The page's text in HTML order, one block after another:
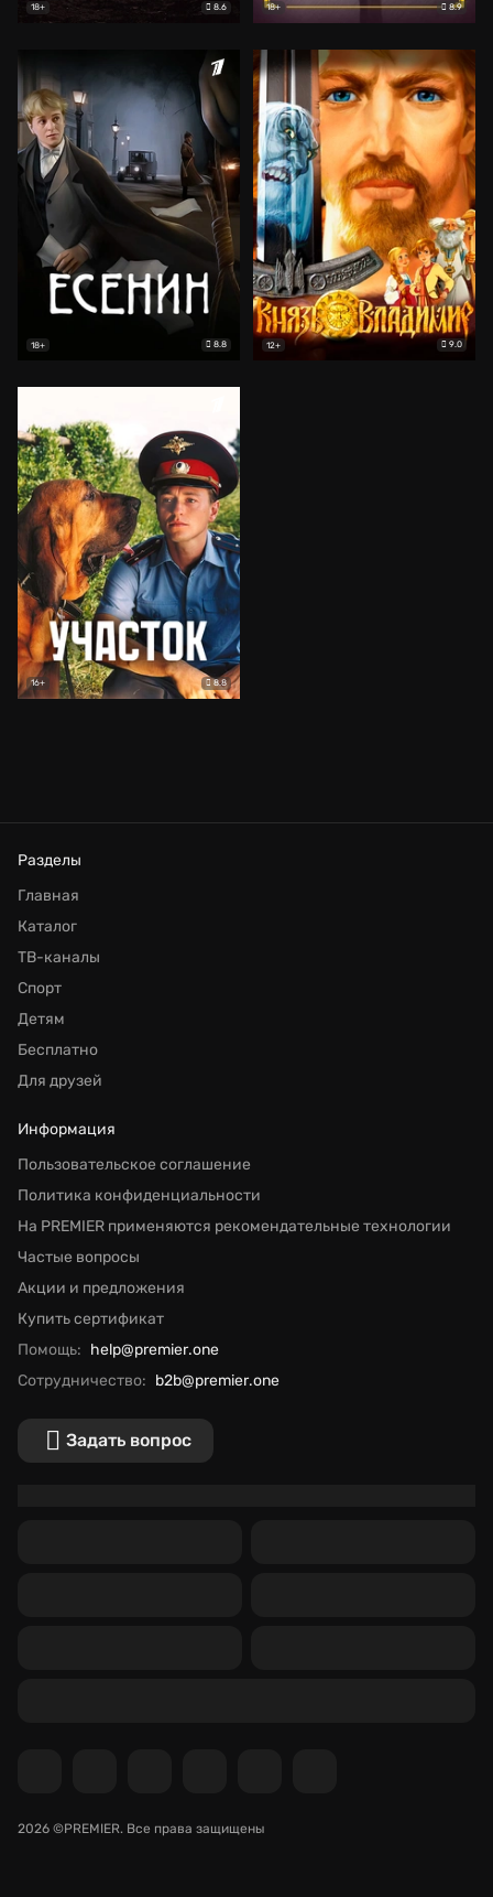
18+ 8.6 18+ 8.9
18+ 8.8 12+ 9.0
16+ 8.8
Разделы
Главная
Каталог
ТВ-каналы
Спорт
Детям
Бесплатно
Для друзей
Информация
Пользовательское соглашение
Политика конфиденциальности
На PREMIER применяются рекомендательные технологии
Частые вопросы
Акции и предложения
Купить сертификат
Помощь: help@premier.one
Сотрудничество: b2b@premier.one
Задать вопрос
2026 ©PREMIER. Все права защищены